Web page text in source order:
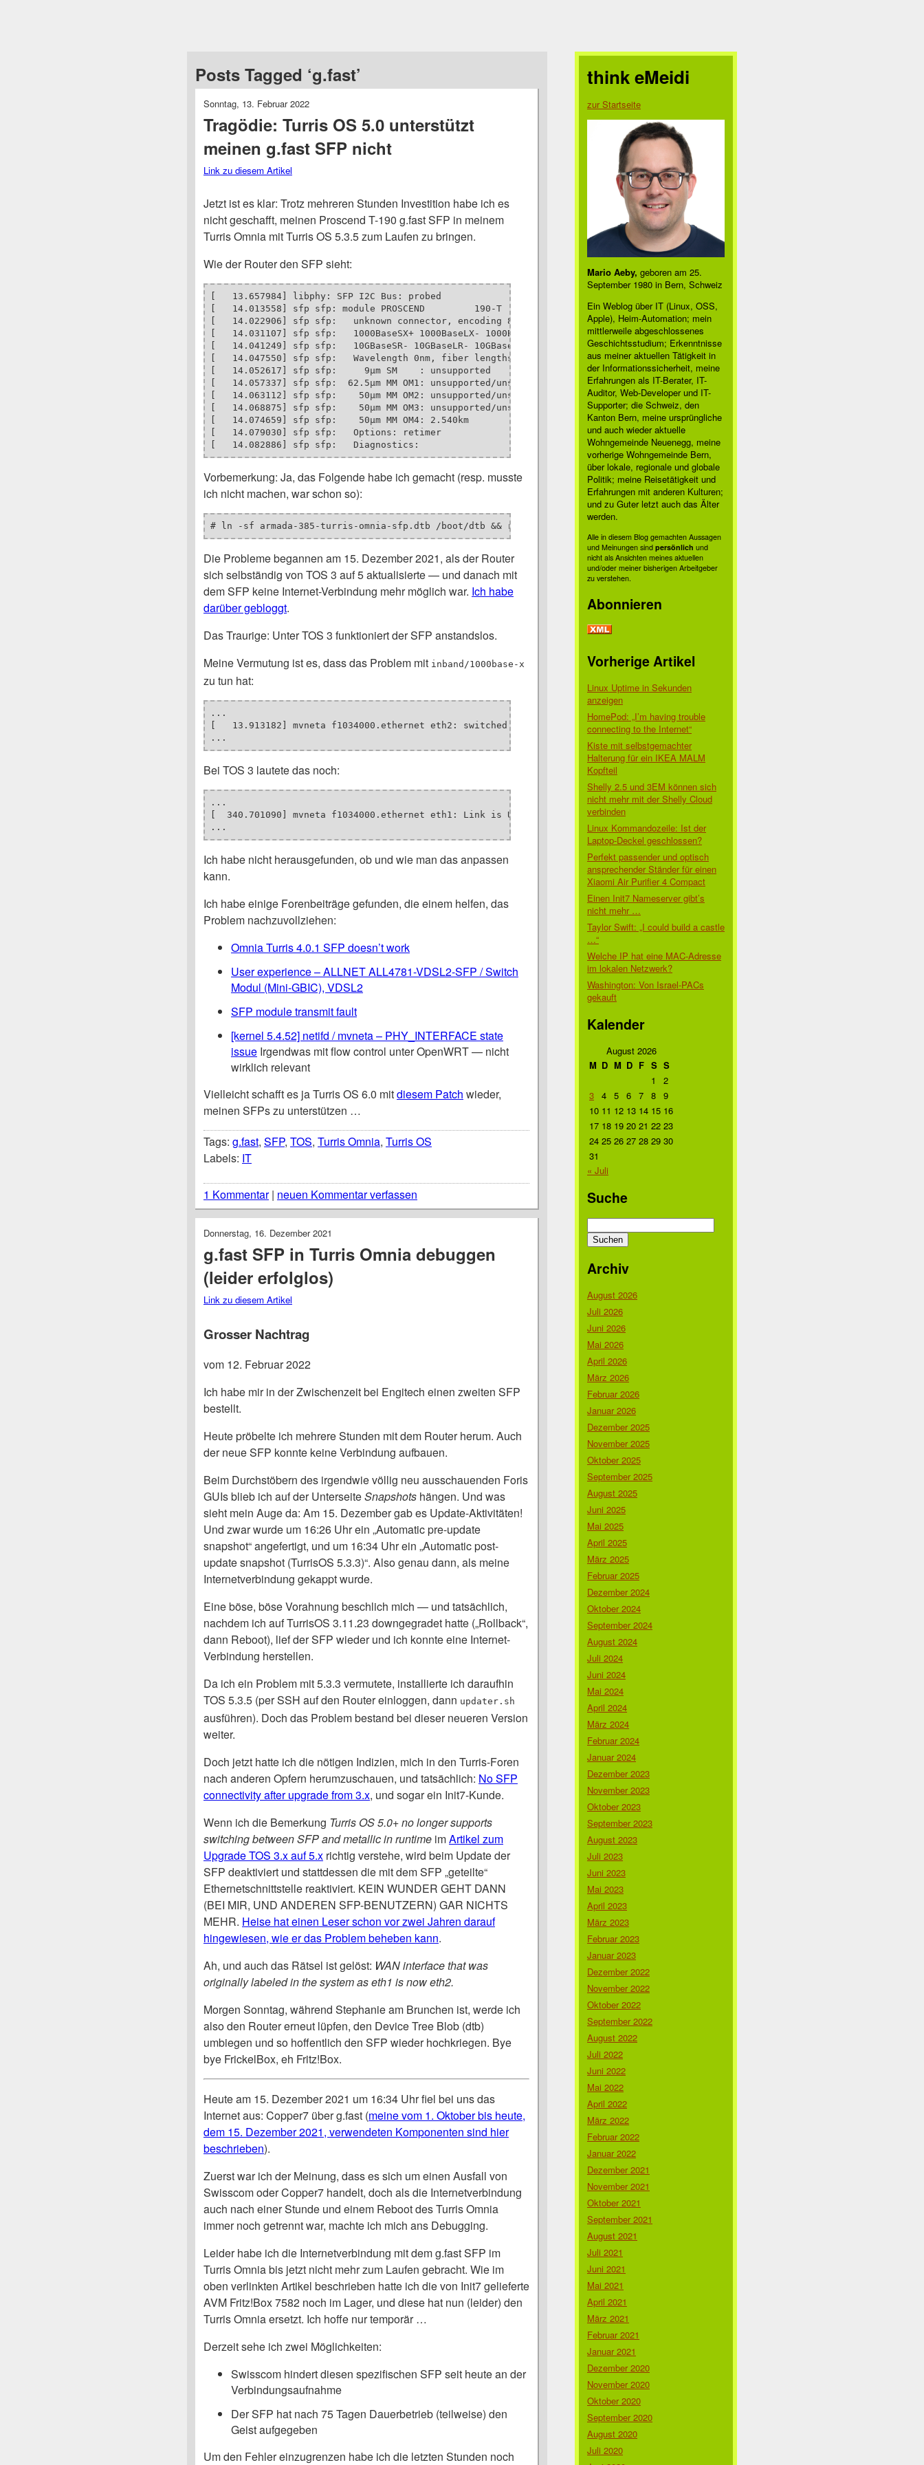
Posts Tagged ‘g.fast’
Sonntag, 13. Februar 2022
Tragödie: Turris OS 5.0 unterstützt
meinen g.fast SFP nicht
Link zu diesem Artikel
Jetzt ist es klar: Trotz mehreren Stunden Investition habe ich es
nicht geschafft, meinen Proscend T-190 g.fast SFP in meinem
Turris Omnia mit Turris OS 5.3.5 zum Laufen zu bringen.
Wie der Router den SFP sieht:
[   13.657984] libphy: SFP I2C Bus: probed
[   14.013558] sfp sfp: module PROSCEND         190-T            rev V7.3 sn 19207J7B92080009 dc 31-08-20
[   14.022906] sfp sfp:   unknown connector, encoding 8b10b, nominal bitrate 1.3Gbps +0% -0%
[   14.031107] sfp sfp:   1000BaseSX+ 1000BaseLX- 1000BaseCX- 1000BaseT- 100BaseTLX- 1000BaseFX- BaseBX10- BasePX-
[   14.041249] sfp sfp:   10GBaseSR- 10GBaseLR- 10GBaseLRM- 10GBaseER-
[   14.047550] sfp sfp:   Wavelength 0nm, fiber lengths:
[   14.052617] sfp sfp:     9µm SM    : unsupported
[   14.057337] sfp sfp:  62.5µm MM OM1: unsupported/unspecified
[   14.063112] sfp sfp:    50µm MM OM2: unsupported/unspecified
[   14.068875] sfp sfp:    50µm MM OM3: unsupported/unspecified
[   14.074659] sfp sfp:    50µm MM OM4: 2.540km
[   14.079030] sfp sfp:   Options: retimer
[   14.082886] sfp sfp:   Diagnostics:
Vorbemerkung: Ja, das Folgende habe ich gemacht (resp. musste
ich nicht machen, war schon so):
# ln -sf armada-385-turris-omnia-sfp.dtb /boot/dtb && reboot
Die Probleme begannen am 15. Dezember 2021, als der Router
sich selbständig von TOS 3 auf 5 aktualisierte — und danach mit
dem SFP keine Internet-Verbindung mehr möglich war. Ich habe
darüber gebloggt.
Das Traurige: Unter TOS 3 funktioniert der SFP anstandslos.
Meine Vermutung ist es, dass das Problem mit inband/1000base-x
zu tun hat:
...
[   13.913182] mvneta f1034000.ethernet eth2: switched to inband/1000base-x link mode
...
Bei TOS 3 lautete das noch:
...
[  340.701090] mvneta f1034000.ethernet eth1: Link is Up - 1Gbps/Full - flow control off
...
Ich habe nicht herausgefunden, ob und wie man das anpassen
kann.
Ich habe einige Forenbeiträge gefunden, die einem helfen, das
Problem nachzuvollziehen:
Omnia Turris 4.0.1 SFP doesn’t work
User experience – ALLNET ALL4781-VDSL2-SFP / Switch
Modul (Mini-GBIC), VDSL2
SFP module transmit fault
[kernel 5.4.52] netifd / mvneta – PHY_INTERFACE state
issue Irgendwas mit flow control unter OpenWRT — nicht
wirklich relevant
Vielleicht schafft es ja Turris OS 6.0 mitdiesem Patch wieder,
meinen SFPs zu unterstützen …
Tags: g.fast, SFP, TOS, Turris Omnia, Turris OS
Labels: IT
1 Kommentar| neuen Kommentar verfassen
Donnerstag, 16. Dezember 2021
g.fast SFP in Turris Omnia debuggen
(leider erfolglos)
Link zu diesem Artikel
Grosser Nachtrag
vom 12. Februar 2022
Ich habe mir in der Zwischenzeit bei Engitech einen zweiten SFP
bestellt.
Heute pröbelte ich mehrere Stunden mit dem Router herum. Auch
der neue SFP konnte keine Verbindung aufbauen.
Beim Durchstöbern des irgendwie völlig neu ausschauenden Foris
GUIs blieb ich auf der UnterseiteSnapshots hängen. Und was
sieht mein Auge da: Am 15. Dezember gab es Update-Aktivitäten!
Und zwar wurde um 16:26 Uhr ein „Automatic pre-update
snapshot“ angefertigt, und um 16:34 Uhr ein „Automatic post-
update snapshot (TurrisOS 5.3.3)“. Also genau dann, als meine
Internetverbindung gekappt wurde.
Eine böse, böse Vorahnung beschlich mich — und tatsächlich,
nachdem ich auf TurrisOS 3.11.23 downgegradet hatte („Rollback“,
dann Reboot), lief der SFP wieder und ich konnte eine Internet-
Verbindung herstellen.
Da ich ein Problem mit 5.3.3 vermutete, installierte ich daraufhin
TOS 5.3.5 (per SSH auf den Router einloggen, dann updater.sh
ausführen). Doch das Problem bestand bei dieser neueren Version
weiter.
Doch jetzt hatte ich die nötigen Indizien, mich in den Turris-Foren
nach anderen Opfern herumzuschauen, und tatsächlich: No SFP
connectivity after upgrade from 3.x, und sogar ein Init7-Kunde.
Wenn ich die Bemerkung Turris OS 5.0+ no longer supports
switching between SFP and metallic in runtime imArtikel zum
Upgrade TOS 3.x auf 5.x richtig verstehe, wird beim Update der
SFP deaktiviert und stattdessen die mit dem SFP „geteilte“
Ethernetschnittstelle reaktiviert. KEIN WUNDER GEHT DANN
(BEI MIR, UND ANDEREN SFP-BENUTZERN) GAR NICHTS
MEHR. Heise hat einen Leser schon vor zwei Jahren darauf
hingewiesen, wie er das Problem beheben kann.
Ah, und auch das Rätsel ist gelöst: WAN interface that was
originally labeled in the system as eth1 is now eth2.
Morgen Sonntag, während Stephanie am Brunchen ist, werde ich
also den Router erneut lüpfen, den Device Tree Blob (dtb)
umbiegen und so hoffentlich den SFP wieder hochkriegen. Bye
bye FrickelBox, eh Fritz!Box.
Heute am 15. Dezember 2021 um 16:34 Uhr fiel bei uns das
Internet aus: Copper7 über g.fast (meine vom 1. Oktober bis heute,
dem 15. Dezember 2021, verwendeten Komponenten sind hier
beschrieben).
Zuerst war ich der Meinung, dass es sich um einen Ausfall von
Swisscom oder Copper7 handelt, doch als die Internetverbindung
auch nach einer Stunde und einem Reboot des Turris Omnia
immer noch getrennt war, machte ich mich ans Debugging.
Leider habe ich die Internetverbindung mit dem g.fast SFP im
Turris Omnia bis jetzt nicht mehr zum Laufen gebracht. Wie im
oben verlinkten Artikel beschrieben hatte ich die von Init7 gelieferte
AVM Fritz!Box 7582 noch im Lager, und diese hat nun (leider) den
Turris Omnia ersetzt. Ich hoffe nur temporär …
Derzeit sehe ich zwei Möglichkeiten:
Swisscom hindert diesen spezifischen SFP seit heute an der
Verbindungsaufnahme
Der SFP hat nach 75 Tagen Dauerbetrieb (teilweise) den
Geist aufgegeben
Um den Fehler einzugrenzen habe ich die letzten Stunden noch
think eMeidi
zur Startseite
Mario Aeby, geboren am 25.
September 1980 in Bern, Schweiz
Ein Weblog über IT (Linux, OSS,
Apple), Heim-Automation; mein
mittlerweile abgeschlossenes
Geschichtsstudium; Erkenntnisse
aus meiner aktuellen Tätigkeit in
der Informationssicherheit, meine
Erfahrungen als IT-Berater, IT-
Auditor, Web-Developer und IT-
Supporter; die Schweiz, den
Kanton Bern, meine ursprüngliche
und auch wieder aktuelle
Wohngemeinde Neuenegg, meine
vorherige Wohngemeinde Bern,
über lokale, regionale und globale
Politik; meine Reisetätigkeit und
Erfahrungen mit anderen Kulturen;
und zu Guter letzt auch das Älter
werden.
Alle in diesem Blog gemachten Aussagen
und Meinungen sind persönlich und
nicht als Ansichten meines aktuellen
und/oder meiner bisherigen Arbeitgeber
zu verstehen.
Abonnieren
Vorherige Artikel
Linux Uptime in Sekunden
anzeigen
HomePod: „I’m having trouble
connecting to the Internet“
Kiste mit selbstgemachter
Halterung für ein IKEA MALM
Kopfteil
Shelly 2.5 und 3EM können sich
nicht mehr mit der Shelly Cloud
verbinden
Linux Kommandozeile: Ist der
Laptop-Deckel geschlossen?
Perfekt passender und optisch
ansprechender Ständer für einen
Xiaomi Air Purifier 4 Compact
Einen Init7 Nameserver gibt’s
nicht mehr …
Taylor Swift: „I could build a castle
…“
Welche IP hat eine MAC-Adresse
im lokalen Netzwerk?
Washington: Von Israel-PACs
gekauft
Kalender
August 2026
M D M D F S S
1
2
3 4 5 6 7 8 9
10 11 12 13 14 15 16
17 18 19 20 21 22 23
24 25 26 27 28 29 30
31
« Juli
Suche
nach:
Archiv
August 2026
Juli 2026
Juni 2026
Mai 2026
April 2026
März 2026
Februar 2026
Januar 2026
Dezember 2025
November 2025
Oktober 2025
September 2025
August 2025
Juni 2025
Mai 2025
April 2025
März 2025
Februar 2025
Dezember 2024
Oktober 2024
September 2024
August 2024
Juli 2024
Juni 2024
Mai 2024
April 2024
März 2024
Februar 2024
Januar 2024
Dezember 2023
November 2023
Oktober 2023
September 2023
August 2023
Juli 2023
Juni 2023
Mai 2023
April 2023
März 2023
Februar 2023
Januar 2023
Dezember 2022
November 2022
Oktober 2022
September 2022
August 2022
Juli 2022
Juni 2022
Mai 2022
April 2022
März 2022
Februar 2022
Januar 2022
Dezember 2021
November 2021
Oktober 2021
September 2021
August 2021
Juli 2021
Juni 2021
Mai 2021
April 2021
März 2021
Februar 2021
Januar 2021
Dezember 2020
November 2020
Oktober 2020
September 2020
August 2020
Juli 2020